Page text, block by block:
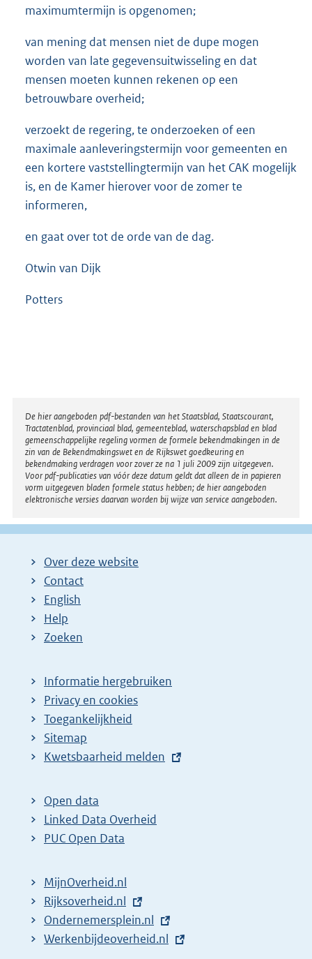
maximumtermijn is opgenomen;
van mening dat mensen niet de dupe mogen
worden van late gegevensuitwisseling en dat
mensen moeten kunnen rekenen op een
betrouwbare overheid;
verzoekt de regering, te onderzoeken of een
maximale aanleveringstermijn voor gemeenten en
een kortere vaststellingtermijn van het CAK mogelijk
is, en de Kamer hierover voor de zomer te
informeren,
en gaat over tot de orde van de dag.
Otwin van Dijk
Potters
Disclaimer
De hier aangeboden pdf-bestanden van het Staatsblad, Staatscourant,
Tractatenblad, provinciaal blad, gemeenteblad, waterschapsblad en blad
gemeenschappelijke regeling vormen de formele bekendmakingen in de
zin van de Bekendmakingswet en de Rijkswet goedkeuring en
bekendmaking verdragen voor zover ze na 1 juli 2009 zijn uitgegeven.
Voor pdf-publicaties van vóór deze datum geldt dat alleen de in papieren
vorm uitgegeven bladen formele status hebben; de hier aangeboden
elektronische versies daarvan worden bij wijze van service aangeboden.
Over deze website
Contact
English
Help
Zoeken
Informatie hergebruiken
Privacy en cookies
Toegankelijkheid
Sitemap
E
t
e
r
l
i
n
k
Kwetsbaarheid melden
Open data
Linked Data Overheid
PUC Open Data
MijnOverheid.nl
E
x
t
Rijksoverheid.nl
E
x
Ondernemersplein.nl
E
Werkenbijdeoverheid.nl